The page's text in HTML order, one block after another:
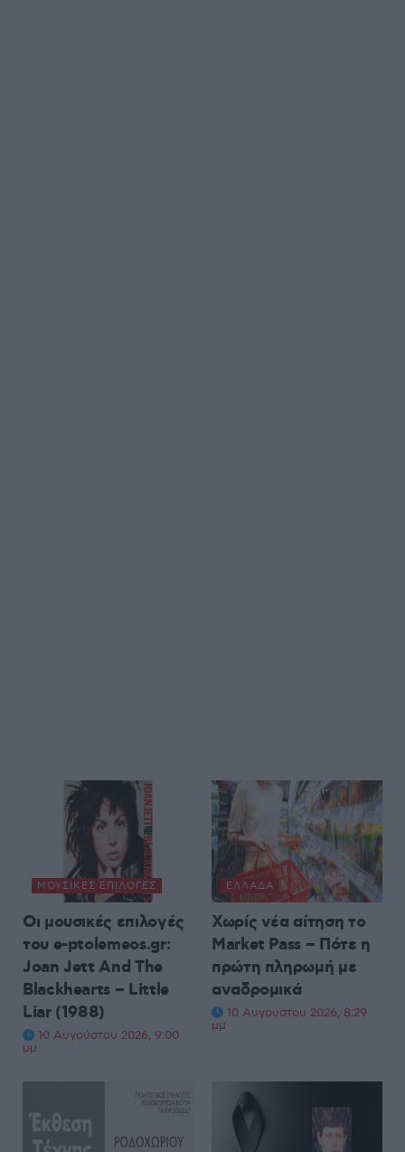
ΜΟΥΣΙΚΈΣ ΕΠΙΛΟΓΈΣ
Οι μουσικές επιλογές
του e-ptolemeos.gr:
Joan Jett And The
Blackhearts – Little
Liar (1988)
10 Αυγούστου 2026, 9:00
μμ
ΕΛΛΆΔΑ
Χωρίς νέα αίτηση το
Market Pass – Πότε η
πρώτη πληρωμή με
αναδρομικά
10 Αυγούστου 2026, 8:29
μμ